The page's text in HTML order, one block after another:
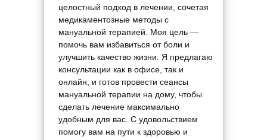
целостный подход в лечении, сочетая
медикаментозные методы с
мануальной терапией. Моя цель —
помочь вам избавиться от боли и
улучшить качество жизни. Я предлагаю
консультации как в офисе, так и
онлайн, и готов провести сеансы
мануальной терапии на дому, чтобы
сделать лечение максимально
удобным для вас. С удовольствием
помогу вам на пути к здоровью и